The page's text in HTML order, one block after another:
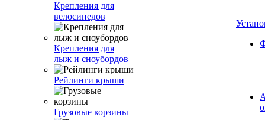
Крепления для
велосипедов
Крепления для
лыж и сноубордов
Рейлинги крыши
Грузовые корзины